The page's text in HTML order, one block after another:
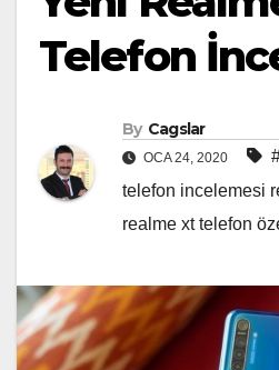
Telefon
By Cagslar
OCA 24, 2020
telefon incelemesi
realme xt telefon